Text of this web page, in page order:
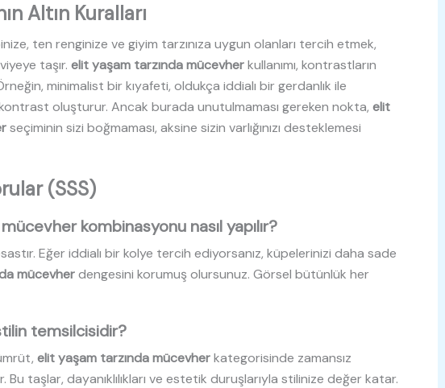
Altın Kuralları
ten renginize ve giyim tarzınıza uygun olanları tercih etmek,
taşır. elit yaşam tarzında mücevherkullanımı, kontrastların
minimalist bir kıyafeti, oldukça iddialı bir gerdanlık ile
oluşturur. Ancak burada unutulmaması gereken nokta, elit
seçiminin sizi boğmaması, aksine sizin varlığınızı desteklemesi
(SSS)
kombinasyonu nasıl yapılır?
Eğer iddialı bir kolye tercih ediyorsanız, küpelerinizi daha sade
mücevherdengesini korumuş olursunuz. Görsel bütünlük her
temsilcisidir?
elit yaşam tarzında mücevherkategorisinde zamansız
taşlar, dayanıklılıkları ve estetik duruşlarıyla stilinize değer katar.